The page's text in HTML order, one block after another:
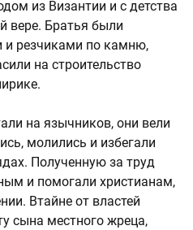
из Византии и с детства
вере. Братья были
и резчиками по камню,
на строительство
на язычников, они вели
молились и избегали
Полученную за труд
и помогали христианам,
Втайне от властей
сына местного жреца,